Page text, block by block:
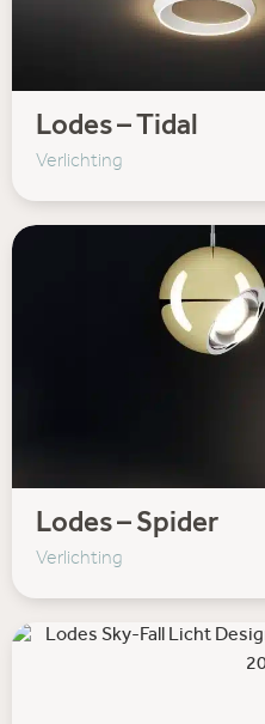
Lodes – Tidal
Verlichting
Lodes – Spider
Verlichting